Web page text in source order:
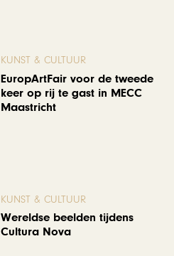
KUNST & CULTUUR
EuropArtFair voor de tweede
keer op rij te gast in MECC
Maastricht
KUNST & CULTUUR
Wereldse beelden tijdens
Cultura Nova